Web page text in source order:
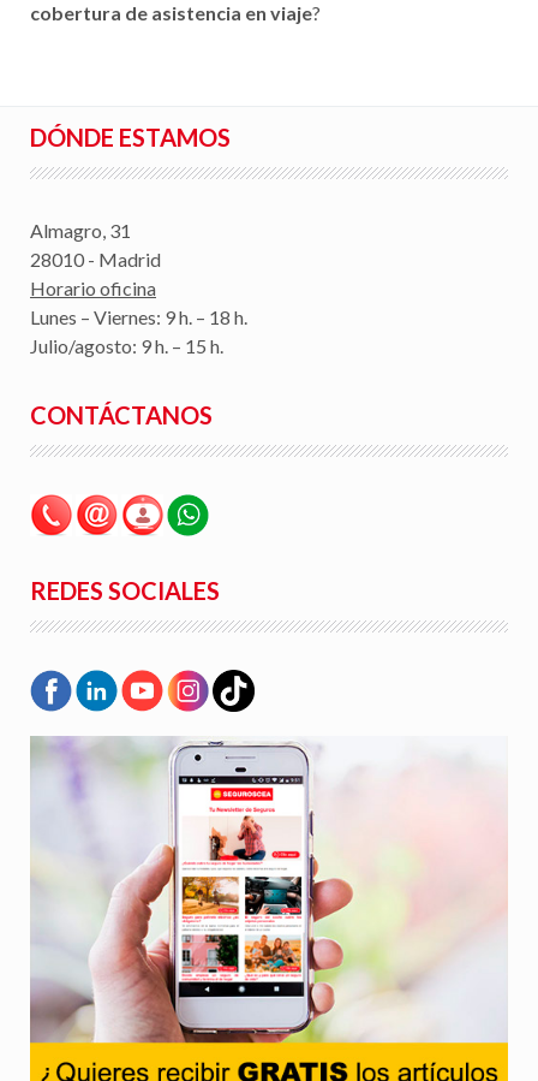
cobertura de asistencia en viaje?
DÓNDE ESTAMOS
Almagro, 31
28010 - Madrid
Horario oficina
Lunes – Viernes: 9 h. – 18 h.
Julio/agosto: 9 h. – 15 h.
CONTÁCTANOS
REDES SOCIALES